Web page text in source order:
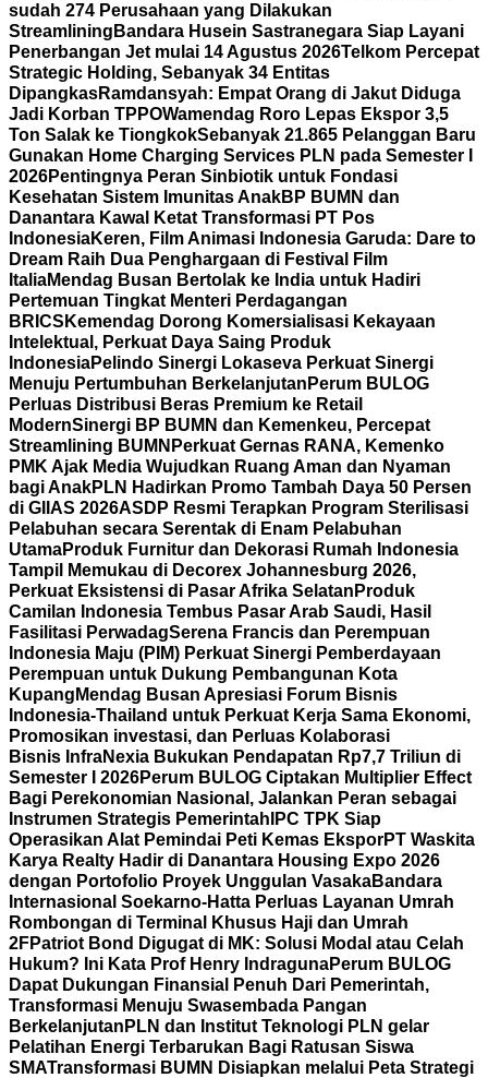
sudah 274 Perusahaan yang Dilakukan
Streamlining Bandara Husein Sastranegara Siap Layani
Penerbangan Jet mulai 14 Agustus 2026Telkom Percepat
Strategic Holding, Sebanyak 34 Entitas
DipangkasRamdansyah: Empat Orang di Jakut Diduga
Jadi Korban TPPOWamendag Roro Lepas Ekspor 3,5
Ton Salak ke TiongkokSebanyak 21.865 Pelanggan Baru
Gunakan Home Charging Services PLN pada Semester I
2026Pentingnya Peran Sinbiotik untuk Fondasi
Kesehatan Sistem Imunitas AnakBP BUMN dan
Danantara Kawal Ketat Transformasi PT Pos
IndonesiaKeren, Film Animasi Indonesia Garuda: Dare to
Dream Raih Dua Penghargaan di Festival Film
ItaliaMendag Busan Bertolak ke India untuk Hadiri
Pertemuan Tingkat Menteri Perdagangan
BRICS Kemendag Dorong Komersialisasi Kekayaan
Intelektual, Perkuat Daya Saing Produk
IndonesiaPelindo Sinergi Lokaseva Perkuat Sinergi
Menuju Pertumbuhan Berkelanjutan Perum BULOG
Perluas Distribusi Beras Premium ke Retail
ModernSinergi BP BUMN dan Kemenkeu, Percepat
Streamlining BUMN Perkuat Gernas RANA, Kemenko
PMK Ajak Media Wujudkan Ruang Aman dan Nyaman
bagi AnakPLN Hadirkan Promo Tambah Daya 50 Persen
di GIIAS 2026ASDP Resmi Terapkan Program Sterilisasi
Pelabuhan secara Serentak di Enam Pelabuhan
UtamaProduk Furnitur dan Dekorasi Rumah Indonesia
Tampil Memukau di Decorex Johannesburg 2026,
Perkuat Eksistensi di Pasar Afrika Selatan Produk
Camilan Indonesia Tembus Pasar Arab Saudi, Hasil
Fasilitasi PerwadagSerena Francis dan Perempuan
Indonesia Maju (PIM) Perkuat Sinergi Pemberdayaan
Perempuan untuk Dukung Pembangunan Kota
Kupang Mendag Busan Apresiasi Forum Bisnis
Indonesia-Thailand untuk Perkuat Kerja Sama Ekonomi,
Promosikan investasi, dan Perluas Kolaborasi
Bisnis InfraNexia Bukukan Pendapatan Rp7,7 Triliun di
Semester I 2026Perum BULOG Ciptakan Multiplier Effect
Bagi Perekonomian Nasional, Jalankan Peran sebagai
Instrumen Strategis Pemerintah IPC TPK Siap
Operasikan Alat Pemindai Peti Kemas EksporPT Waskita
Karya Realty Hadir di Danantara Housing Expo 2026
dengan Portofolio Proyek Unggulan VasakaBandara
Internasional Soekarno-Hatta Perluas Layanan Umrah
Rombongan di Terminal Khusus Haji dan Umrah
2FPatriot Bond Digugat di MK: Solusi Modal atau Celah
Hukum? Ini Kata Prof Henry IndragunaPerum BULOG
Dapat Dukungan Finansial Penuh Dari Pemerintah,
Transformasi Menuju Swasembada Pangan
Berkelanjutan PLN dan Institut Teknologi PLN gelar
Pelatihan Energi Terbarukan Bagi Ratusan Siswa
SMATransformasi BUMN Disiapkan melalui Peta Strategi